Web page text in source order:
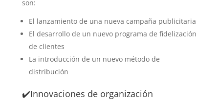
son:
El lanzamiento de una nueva campaña publicitaria
El desarrollo de un nuevo programa de fidelización
de clientes
La introducción de un nuevo método de
distribución
✔️Innovaciones de organización